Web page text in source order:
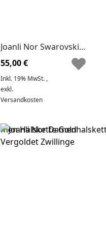
Joanli Nor Swarovski Damen Armband Amy Nor by JLN 4 mm
55,00 €
Inkl. 19% MwSt. ,
exkl.
Versandkosten